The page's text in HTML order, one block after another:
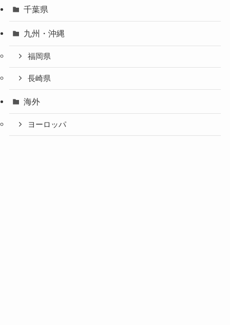
千葉県
九州・沖縄
福岡県
長崎県
海外
ヨーロッパ